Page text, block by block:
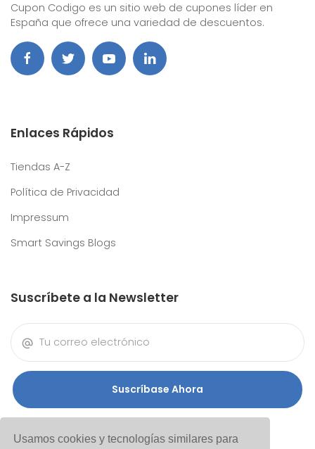
Usamos cookies y tecnologías similares para
Cupon Codigo es un sitio web de cupones líder en
España que ofrece una variedad de descuentos.
Enlaces Rápidos
Tiendas A-Z
Política de Privacidad
Impressum
Smart Savings Blogs
Suscríbete a la Newsletter
Suscríbase Ahora